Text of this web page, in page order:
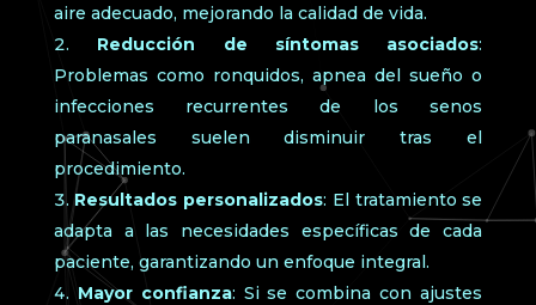
aire adecuado, mejorando la calidad de vida.
Reducción de síntomas asociados:
Problemas como ronquidos, apnea del sueño o
infecciones recurrentes de los senos
paranasales suelen disminuir tras el
procedimiento.
Resultados personalizados: El tratamiento se
adapta a las necesidades específicas de cada
paciente, garantizando un enfoque integral.
Mayor confianza: Si se combina con ajustes